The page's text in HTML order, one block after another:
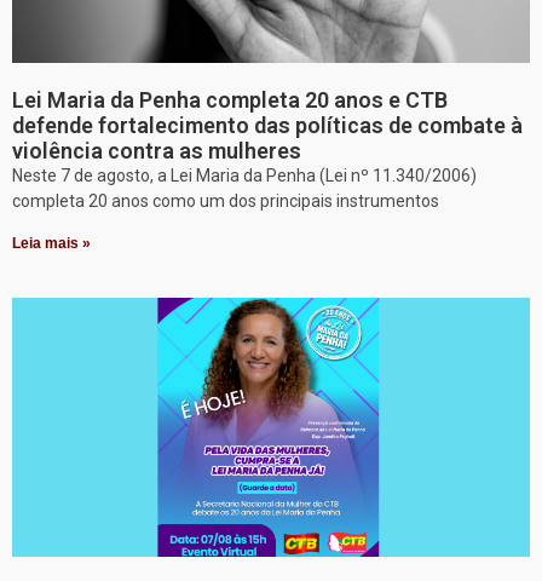
Lei Maria da Penha completa 20 anos e CTB
defende fortalecimento das políticas de combate à
violência contra as mulheres
Neste 7 de agosto, a Lei Maria da Penha (Lei nº 11.340/2006)
completa 20 anos como um dos principais instrumentos
Leia mais »